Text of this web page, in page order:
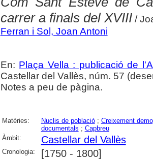
carrer a finals del XVIII /
Ferran i Sol, Joan Antoni
En: Plaça Vella : publicació de
Castellar del Vallès, núm. 57
Notes a peu de pàgina.
Matèries: Nuclis de població; Creixement
documentals ; Capbreu
Àmbit:
Castellar del Vallès
Cronologia: [1750 - 1800]